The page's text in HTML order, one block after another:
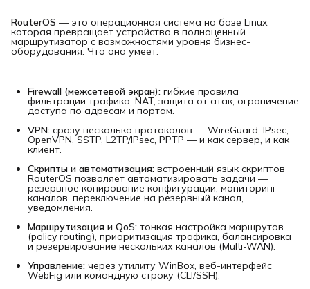
RouterOS — это операционная система на базе Linux,
которая превращает устройство в полноценный
маршрутизатор с возможностями уровня бизнес-
оборудования. Что она умеет:
Firewall (межсетевой экран): гибкие правила
фильтрации трафика, NAT, защита от атак, ограничение
доступа по адресам и портам.
VPN: сразу несколько протоколов — WireGuard, IPsec,
OpenVPN, SSTP, L2TP/IPsec, PPTP — и как сервер, и как
клиент.
Скрипты и автоматизация: встроенный язык скриптов
RouterOS позволяет автоматизировать задачи —
резервное копирование конфигурации, мониторинг
каналов, переключение на резервный канал,
уведомления.
Маршрутизация и QoS: тонкая настройка маршрутов
(policy routing), приоритизация трафика, балансировка
и резервирование нескольких каналов (Multi-WAN).
Управление: через утилиту WinBox, веб-интерфейс
WebFig или командную строку (CLI/SSH).